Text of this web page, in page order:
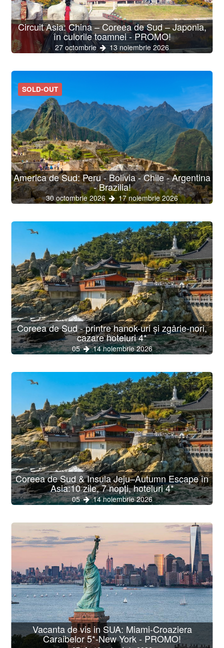
Circuit Asia: China – Coreea de Sud – Japonia,
în culorile toamnei - PROMO!
27 octombrie 13 noiembrie 2026
SOLD-OUT
America de Sud: Peru - Bolivia - Chile - Argentina
- Brazilia!
30 octombrie 2026 17 noiembrie 2026
Coreea de Sud - printre hanok-uri și zgârie-nori,
cazare hoteluri 4*
05 14 noiembrie 2026
Coreea de Sud & Insula Jeju–Autumn Escape în
Asia:10 zile, 7 nopți, hoteluri 4*
05 14 noiembrie 2026
Vacanta de vis in SUA: Miami-Croaziera
Caraibelor 5*-New York - PROMO!